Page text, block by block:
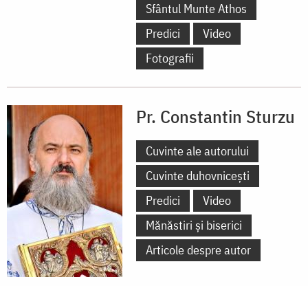
Sfântul Munte Athos
Predici
Video
Fotografii
Pr. Constantin Sturzu
Cuvinte ale autorului
Cuvinte duhovnicești
Predici
Video
Mănăstiri și biserici
Articole despre autor